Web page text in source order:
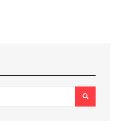
SEARCH